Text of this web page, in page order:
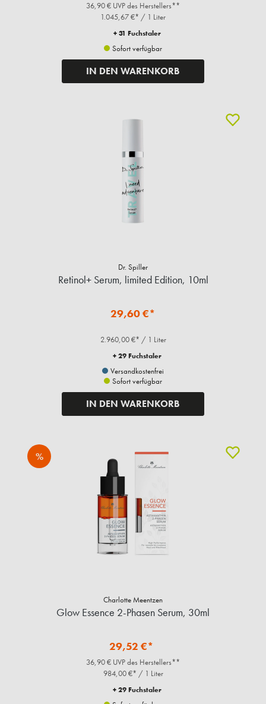
36,90 € UVP des Herstellers**
1.045,67 €* / 1 Liter
+ 31 Fuchstaler
Sofort verfügbar
IN DEN WARENKORB
Dr. Spiller
Retinol+ Serum, limited Edition, 10ml
29,60 €*
2.960,00 €* / 1 Liter
+ 29 Fuchstaler
Versandkostenfrei
Sofort verfügbar
IN DEN WARENKORB
%
Charlotte Meentzen
Glow Essence 2-Phasen Serum, 30ml
29,52 €*
36,90 € UVP des Herstellers**
984,00 €* / 1 Liter
+ 29 Fuchstaler